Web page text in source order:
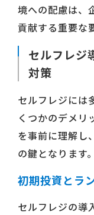
境への配慮は、
貢献する重要な
セルフレジ
対策
セルフレジには
くつかのデメリ
を事前に理解し
の鍵となります。
初期投資とラ
セルフレジの導